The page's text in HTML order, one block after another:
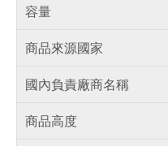
容量
商品來源國家
國內負責廠商名稱
商品高度